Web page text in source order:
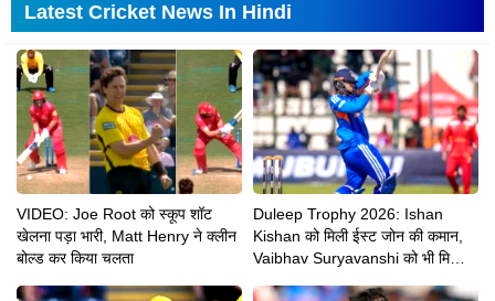
Latest Cricket News In Hindi
VIDEO: Joe Root को स्कूप शॉट
खेलना पड़ा भारी, Matt Henry ने क्लीन
बोल्ड कर किया चलता
Duleep Trophy 2026: Ishan
Kishan को मिली ईस्ट जोन की कमान,
Vaibhav Suryavanshi को भी मिली